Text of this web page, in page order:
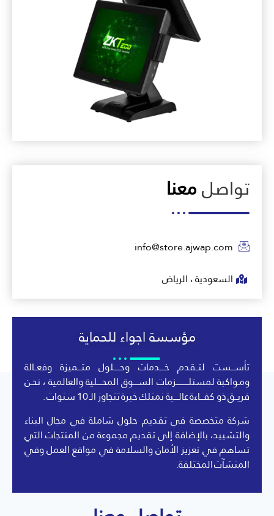
تواصلمعنا
info@store.ajwap.com
السعودية ، الرياض
مؤسسة اجواء للحماية
تأســـست لتــقدم خــــدمات وحـــــلول متـــميزة وفعــالة
ومـواكبة لمستلــــــــــزمات الســــوق المحــــلية والعالمية ، نحـن
فريــق ذو كفـــاءة عالــــية نمتلك خبرة تتجاوز الـ 10 سنوات .
شركة متخصصة في تقديم حلول شاملة في مجال البناء
والتشييد، بالإضافة إلى تقديم مجموعة من المنتجات التي
تساهم في تعزيز الأمان والسلامة في مواقع العمل وفي
المنشآت المختلفة.